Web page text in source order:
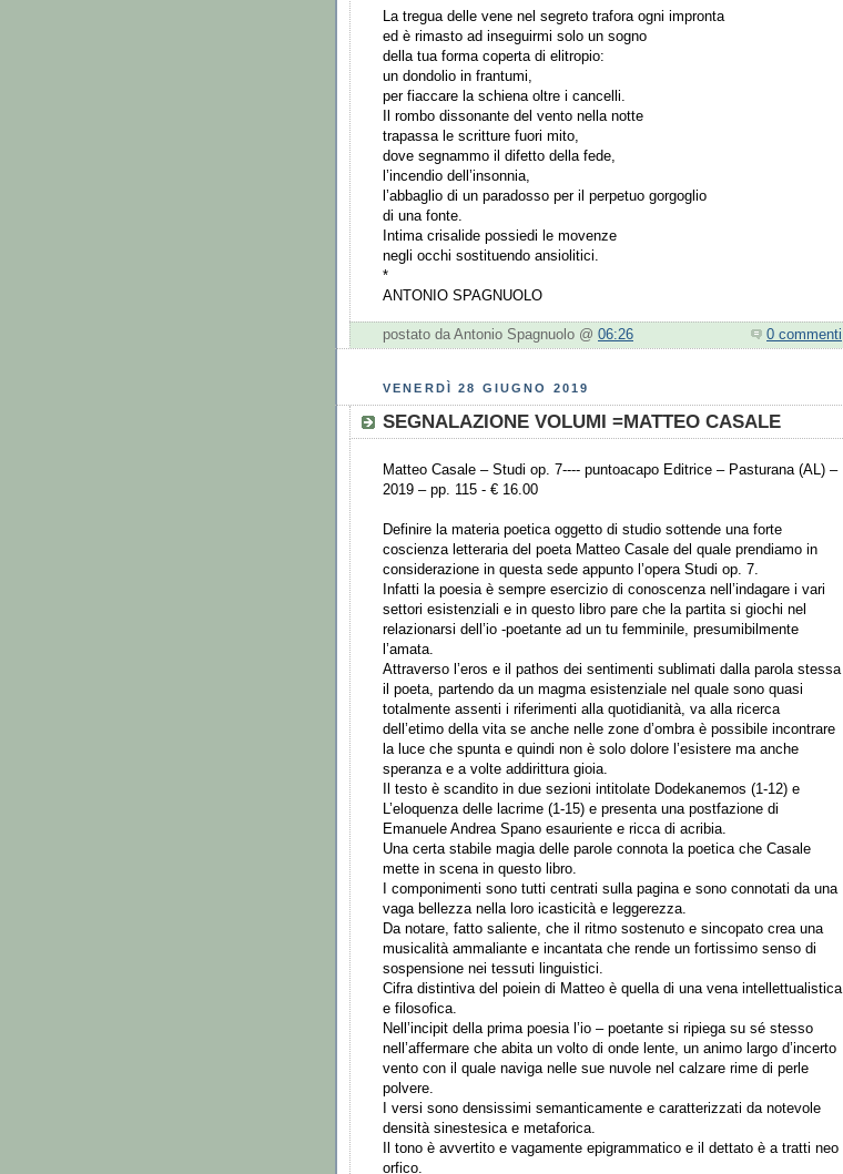
La tregua delle vene nel segreto trafora ogni impronta
ed è rimasto ad inseguirmi solo un sogno
della tua forma coperta di elitropio:
un dondolio in frantumi,
per fiaccare la schiena oltre i cancelli.
Il rombo dissonante del vento nella notte
trapassa le scritture fuori mito,
dove segnammo il difetto della fede,
l’incendio dell’insonnia,
l’abbaglio di un paradosso per il perpetuo gorgoglio
di una fonte.
Intima crisalide possiedi le movenze
negli occhi sostituendo ansiolitici.
*
ANTONIO SPAGNUOLO
postato da Antonio Spagnuolo @ 06:26 0 commenti
VENERDÌ 28 GIUGNO 2019
SEGNALAZIONE VOLUMI =MATTEO CASALE
Matteo Casale – Studi op. 7---- puntoacapo Editrice – Pasturana (AL) –
2019 – pp. 115 - € 16.00
Definire la materia poetica oggetto di studio sottende una forte
coscienza letteraria del poeta Matteo Casale del quale prendiamo in
considerazione in questa sede appunto l’opera Studi op. 7.
Infatti la poesia è sempre esercizio di conoscenza nell’indagare i vari
settori esistenziali e in questo libro pare che la partita si giochi nel
relazionarsi dell’io -poetante ad un tu femminile, presumibilmente
l’amata.
Attraverso l’eros e il pathos dei sentimenti sublimati dalla parola stessa
il poeta, partendo da un magma esistenziale nel quale sono quasi
totalmente assenti i riferimenti alla quotidianità, va alla ricerca
dell’etimo della vita se anche nelle zone d’ombra è possibile incontrare
la luce che spunta e quindi non è solo dolore l’esistere ma anche
speranza e a volte addirittura gioia.
Il testo è scandito in due sezioni intitolate Dodekanemos (1-12) e
L’eloquenza delle lacrime (1-15) e presenta una postfazione di
Emanuele Andrea Spano esauriente e ricca di acribia.
Una certa stabile magia delle parole connota la poetica che Casale
mette in scena in questo libro.
I componimenti sono tutti centrati sulla pagina e sono connotati da una
vaga bellezza nella loro icasticità e leggerezza.
Da notare, fatto saliente, che il ritmo sostenuto e sincopato crea una
musicalità ammaliante e incantata che rende un fortissimo senso di
sospensione nei tessuti linguistici.
Cifra distintiva del poiein di Matteo è quella di una vena intellettualistica
e filosofica.
Nell’incipit della prima poesia l’io – poetante si ripiega su sé stesso
nell’affermare che abita un volto di onde lente, un animo largo d’incerto
vento con il quale naviga nelle sue nuvole nel calzare rime di perle
polvere.
I versi sono densissimi semanticamente e caratterizzati da notevole
densità sinestesica e metaforica.
Il tono è avvertito e vagamente epigrammatico e il dettato è a tratti neo
orfico.